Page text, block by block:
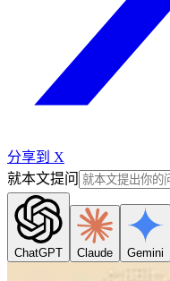
分享到 X
就本文提问
ChatGPT Claude Gemini